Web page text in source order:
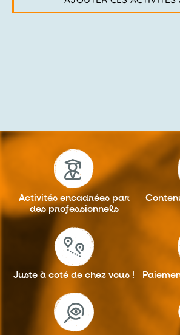
Activités encadrées par
des professionnels
Juste à coté de chez vous !